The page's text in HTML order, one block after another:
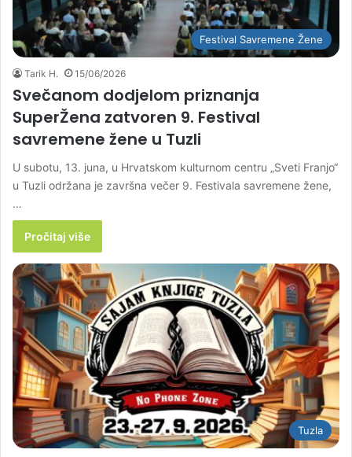
Festival Savremene Žene
Tarik H. 15/06/2026
Svečanom dodjelom priznanja
SuperŽena zatvoren 9. Festival
savremene žene u Tuzli
U subotu, 13. juna, u Hrvatskom kulturnom centru „Sveti Franjo“
u Tuzli održana je završna večer 9. Festivala savremene žene,
…
Pročitaj više
Tuzla